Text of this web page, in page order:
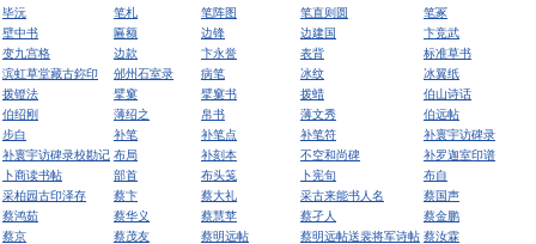
毕沅
笔札 笔阵图 笔直则圆
笔冢
壁中书
匾额 边锋 边建国
卞竞武
变九宫格
边款 卞永誉 表背
标准草书
滨虹草堂藏古鉨印
邠州石室录 病笔 冰纹
冰翼纸
拨镫法
擘窠 擘窠书 拨蜡
伯山诗话
伯绍刚
薄绍之 帛书 薄文秀
伯远帖
步白
补笔 补笔点 补笔符
补寰宇访碑录
补寰宇访碑录校勘记 布局 补刻本 不空和尚碑
补罗迦室印谱
卜商读书帖
部首 布头笺 卜宪旬
布自
采柏园古印泽存
蔡卞 蔡大礼 采古来能书人名
蔡国声
蔡鸿茹
蔡华义 蔡慧苹 蔡孑人
蔡金鹏
蔡京
蔡茂友 蔡明远帖 蔡明远帖送裴将军诗帖 蔡汝霖